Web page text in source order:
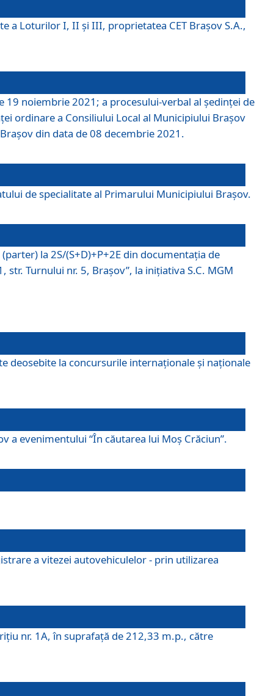
a Loturilor I, II și III, proprietatea CET Brașov S.A.,
19 noiembrie 2021; a procesului-verbal al şedinţei de
ordinare a Consiliului Local al Municipiului Braşov
din data de 08 decembrie 2021.
de specialitate al Primarului Municipiului Braşov.
la 2S/(S+D)+P+2E din documentaţia de
Turnului nr. 5, Braşov”, la iniţiativa S.C. MGM
deosebite la concursurile internaționale și naționale
a evenimentului “În căutarea lui Moș Crăciun”.
a vitezei autovehiculelor - prin utilizarea
nr. 1A, în suprafaţă de 212,33 m.p., către